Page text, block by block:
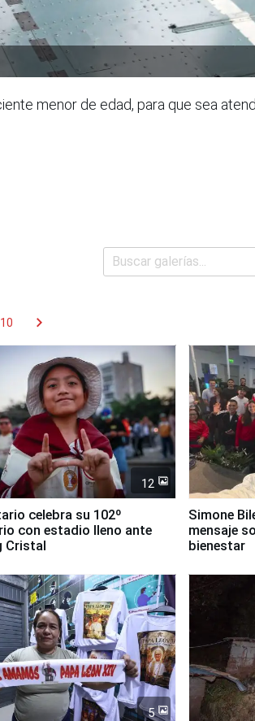
menor de edad, para que sea
10 chevron_right
12
celebra su 102º
con estadio lleno ante
Cristal
Simone
mensaje
bienestar
5